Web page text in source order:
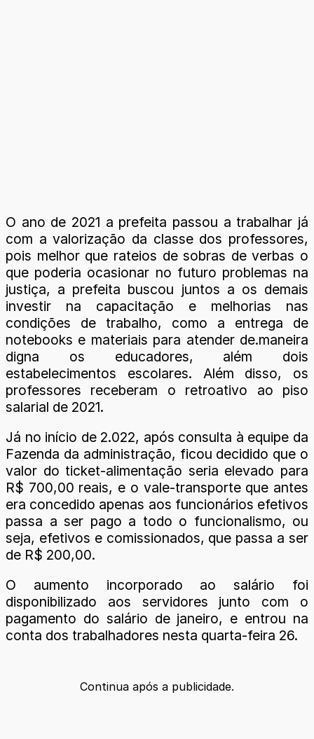
O ano de 2021 a prefeita passou a trabalhar já
com a valorização da classe dos professores,
pois melhor que rateios de sobras de verbas o
que poderia ocasionar no futuro problemas na
justiça, a prefeita buscou juntos a os demais
investir na capacitação e melhorias nas
condições de trabalho, como a entrega de
notebooks e materiais para atender de.maneira
digna os educadores, além dois
estabelecimentos escolares. Além disso, os
professores receberam o retroativo ao piso
salarial de 2021.
Já no início de 2.022, após consulta à equipe da
Fazenda da administração, ficou decidido que o
valor do ticket-alimentação seria elevado para
R$ 700,00 reais, e o vale-transporte que antes
era concedido apenas aos funcionários efetivos
passa a ser pago a todo o funcionalismo, ou
seja, efetivos e comissionados, que passa a ser
de R$ 200,00.
O aumento incorporado ao salário foi
disponibilizado aos servidores junto com o
pagamento do salário de janeiro, e entrou na
conta dos trabalhadores nesta quarta-feira 26.
Continua após a publicidade.